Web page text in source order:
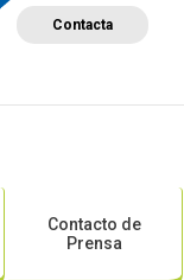
Contacta
Contacto de
Prensa